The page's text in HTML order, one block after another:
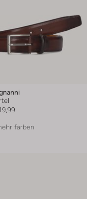
farben